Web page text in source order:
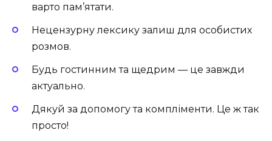
варто пам’ятати.
Нецензурну лексику залиш для особистих
розмов.
Будь гостинним та щедрим — це завжди
актуально.
Дякуй за допомогу та компліменти. Це ж так
просто!